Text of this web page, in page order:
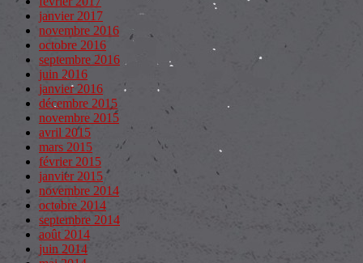
janvier 2017
novembre 2016
octobre 2016
septembre 2016
juin 2016
janvier 2016
décembre 2015
novembre 2015
avril 2015
mars 2015
février 2015
janvier 2015
novembre 2014
octobre 2014
septembre 2014
août 2014
juin 2014